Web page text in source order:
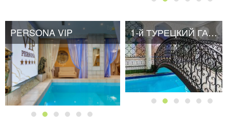
PERSONA VIP
PERSONA VIP 1-й ТУРЕЦКИЙ ГАМБИТ
1-й ТУРЕЦКИЙ ГАМБИТ